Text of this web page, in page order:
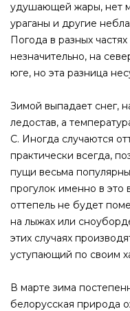
удушающей жары, нет
ураганы и другие
Погода в разных
незначительно, на
юге, но эта разница
Зимой выпадает снег,
ледостав, а
С. Иногда случаются
практически всегда,
пущи весьма
прогулок именно в
оттепель не будет
на лыжах или
этих случаях
уступающий по своим
В марте зима
белорусская природа